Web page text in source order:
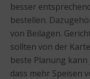
besser
bestellen.
von Beilagen.
sollten von der
beste Planung
dass mehr Speisen